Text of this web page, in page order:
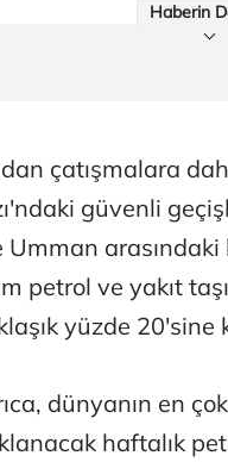
Haberin
çatışmalara
güvenli
Umman
petrol ve yakıt
yüzde 20'sine
dünyanın en
haftalık